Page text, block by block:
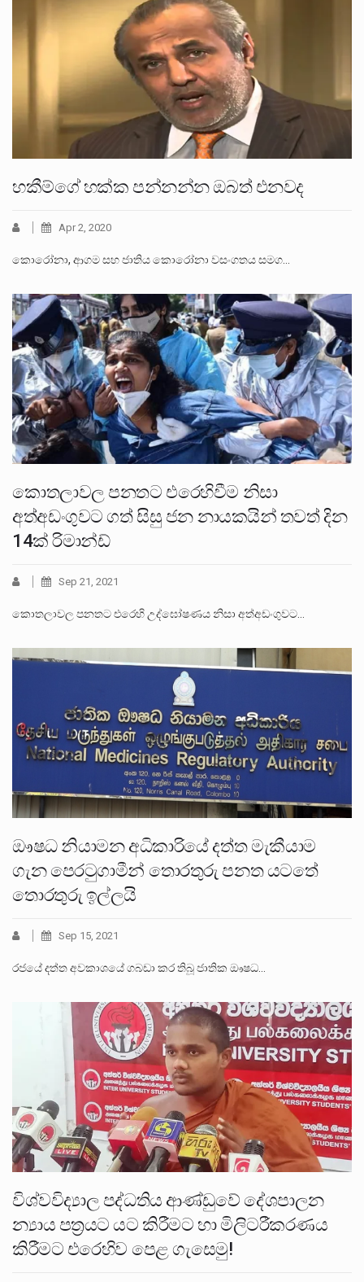
හකීම්ගේ හක්ක පන්නන්න ඔබත් එනවද
Apr 2, 2020
කොරෝනා, ආගම සහ ජාතිය කොරෝනා වසංගතය සමග…
කොතලාවල පනතට එරෙහිවීම නිසා
අත්අඩංගුවට ගත් සිසු ජන නායකයින් තවත් දින
14ක් රිමාන්ඩ්
Sep 21, 2021
කොතලාවල පනතට එරෙහි උද්ඝෝෂණය නිසා අත්අඩංගුවට…
ඖෂධ නියාමන අධිකාරියේ දත්ත මැකීයාම
ගැන පෙරටුගාමීන් තොරතුරු පනත යටතේ
තොරතුරු ඉල්ලයි
Sep 15, 2021
රජයේ දත්ත අවකාශයේ ගබඩා කර තිබූ ජාතික ඖෂධ…
විශ්වවිද්‍යාල පද්ධතිය ආණ්ඩුවේ දේශපාලන
න්‍යාය පත්‍රයට යට කිරීමට හා මිලිටරීකරණය
කිරීමට එරෙහිව පෙළ ගැසෙමු!